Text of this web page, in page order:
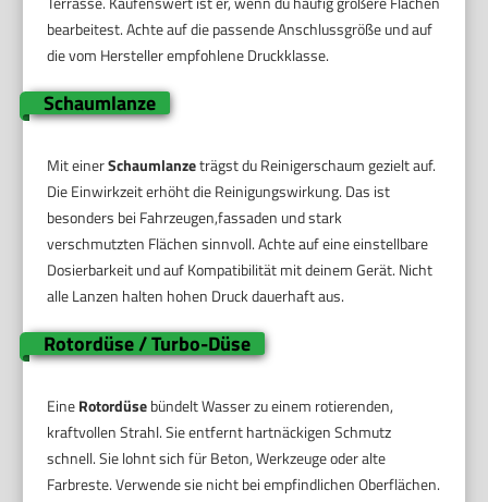
bearbeitest. Achte auf die passende Anschlussgröße und auf
die vom Hersteller empfohlene Druckklasse.
Schaumlanze
Mit einerSchaumlanzeträgst du Reinigerschaum gezielt auf.
Die Einwirkzeit erhöht die Reinigungswirkung. Das ist
besonders bei Fahrzeugen,fassaden und stark
verschmutzten Flächen sinnvoll. Achte auf eine einstellbare
Dosierbarkeit und auf Kompatibilität mit deinem Gerät. Nicht
alle Lanzen halten hohen Druck dauerhaft aus.
Rotordüse / Turbo-Düse
EineRotordüsebündelt Wasser zu einem rotierenden,
kraftvollen Strahl. Sie entfernt hartnäckigen Schmutz
schnell. Sie lohnt sich für Beton, Werkzeuge oder alte
Farbreste. Verwende sie nicht bei empfindlichen Oberflächen.